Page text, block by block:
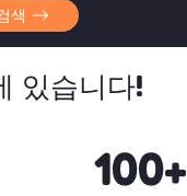
색
있습니다!
100+